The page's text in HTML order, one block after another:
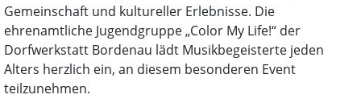
Gemeinschaft und kultureller Erlebnisse. Die
ehrenamtliche Jugendgruppe „Color My Life!“ der
Dorfwerkstatt Bordenau lädt Musikbegeisterte jeden
Alters herzlich ein, an diesem besonderen Event
teilzunehmen.